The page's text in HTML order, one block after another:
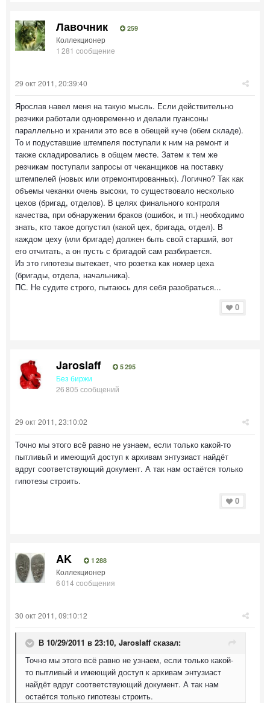
Лавочник 259
Коллекционер
1 281 сообщение
29 окт 2011, 20:39:40
Ярослав навел меня на такую мысль. Если действительно
резчики работали одновременно и делали пуансоны
параллельно и хранили это все в обещей куче (обем складе).
То и подуставшие штемпеля поступали к ним на ремонт и
также складировались в общем месте. Затем к тем же
резчикам поступали запросы от чеканщиков на поставку
штемпелей (новых или отремонтированных). Логично? Так как
объемы чеканки очень высоки, то существовало несколько
цехов (бригад, отделов). В целях финального контроля
качества, при обнаружении браков (ошибок, и тп.) необходимо
знать, кто такое допустил (какой цех, бригада, отдел). В
каждом цеху (или бригаде) должен быть свой старший, вот
его отчитать, а он пусть с бригадой сам разбирается.
Из это гипотезы вытекает, что розетка как номер цеха
(бригады, отдела, начальника).
ПС. Не судите строго, пытаюсь для себя разобраться...
0
Jaroslaff 5 295
Без биржи
26 805 сообщений
29 окт 2011, 23:10:02
Точно мы этого всё равно не узнаем, если только какой-то
пытливый и имеющий доступ к архивам энтузиаст найдёт
вдруг соответствующий документ. А так нам остаётся только
гипотезы строить.
0
AK 1 288
Коллекционер
6 014 сообщения
30 окт 2011, 09:10:12
В 10/29/2011 в 23:10, Jaroslaff сказал:
Точно мы этого всё равно не узнаем, если только какой-
то пытливый и имеющий доступ к архивам энтузиаст
найдёт вдруг соответствующий документ. А так нам
остаётся только гипотезы строить.